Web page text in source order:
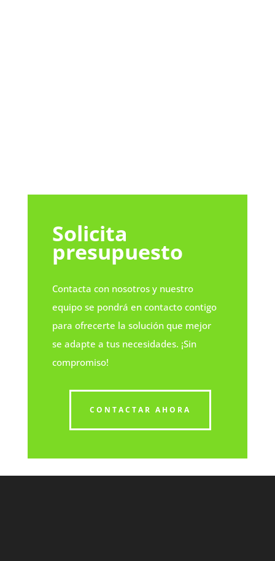
Solicita
presupuesto
Contacta con nosotros y nuestro
equipo se pondrá en contacto contigo
para ofrecerte la solución que mejor
se adapte a tus necesidades. ¡Sin
compromiso!
CONTACTAR AHORA